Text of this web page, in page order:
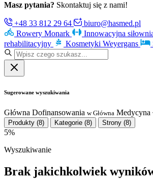
Masz pytania? Skontaktuj się z nami!
+48 33 812 29 64
biuro@hasmed.pl
Rowery Monark
Innowacyjna
rehabilitacyjny
Kosmetyki Weyergans
Sugerowane wyszukiwania
Główna Dofinansowania w Główna Medycyna
Produkty (8) Kategorie (8) Strony (8)
5%
Wyszukiwanie
Brak jakichkolwiek